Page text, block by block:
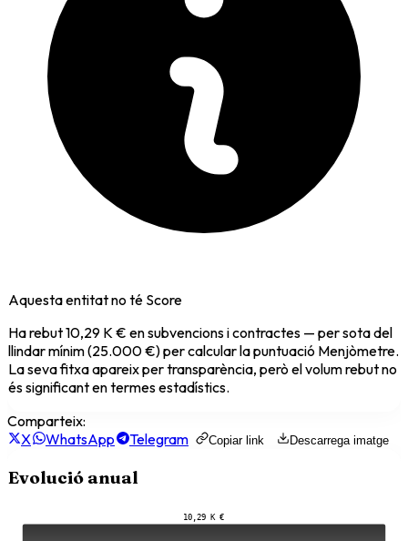
Aquesta entitat no té Score
Ha rebut10,29 K € en subvencions i contractes — per sota del
llindar mínim (25.000 €) per calcular la puntuació Menjòmetre.
La seva fitxa apareix per transparència, però el volum rebut no
és significant en termes estadístics.
Comparteix:
X
WhatsApp Telegram Copiar link Descarrega imatge
Evolució anual
10,29 K €